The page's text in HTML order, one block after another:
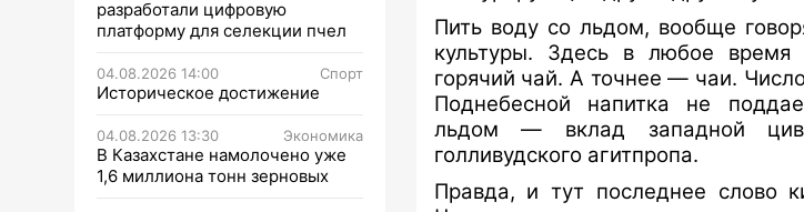
разработали цифровую
платформу для селекции пчел
04.08.2026 14:00 Спорт
Историческое достижение
04.08.2026 13:30 Экономика
В Казахстане намолочено уже
1,6 миллиона тонн зерновых
Пить воду со льдом, вообще
культуры. Здесь в любое время
горячий чай. А точнее — чаи.
Поднебесной напитка не
льдом — вклад западной
голливудского агитпропа.
Правда, и тут последнее слово